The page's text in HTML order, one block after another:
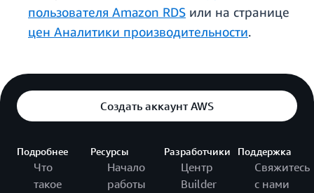
пользователя Amazon RDS или на странице
цен Аналитики производительности.
Создать аккаунт AWS
Подробнее
Что
такое
Ресурсы
Начало
работы
Разработчики
Центр
Builder
Поддержка
Свяжитесь
с нами